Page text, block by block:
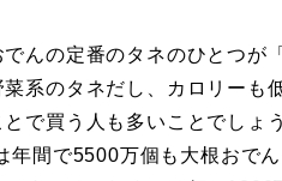
んの定番のタネのひとつが
系のタネだし、カロリーも
で買う人も多いことでしょう
年間で5500万個も大根おで